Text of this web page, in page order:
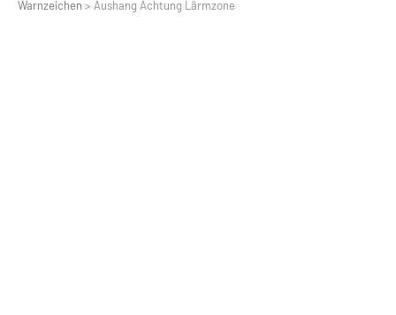
Warnzeichen > Aushang Achtung Lärmzone